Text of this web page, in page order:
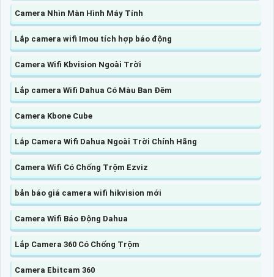
Camera Nhìn Màn Hình Máy Tính
Lắp camera wifi Imou tích hợp báo động
Camera Wifi Kbvision Ngoài Trời
Lắp camera Wifi Dahua Có Màu Ban Đêm
Camera Kbone Cube
Lắp Camera Wifi Dahua Ngoài Trời Chính Hãng
Camera Wifi Có Chống Trộm Ezviz
bản báo giá camera wifi hikvision mới
Camera Wifi Báo Động Dahua
Lắp Camera 360 Có Chống Trộm
Camera Ebitcam 360